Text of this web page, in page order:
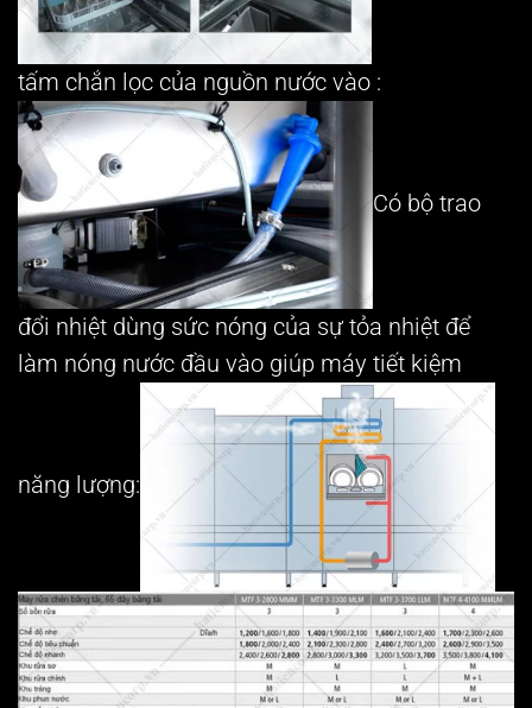
tấm chắn lọc của nguồn nước vào :
Có bộ trao
đổi nhiệt dùng sức nóng của sự tỏa nhiệt để
làm nóng nước đầu vào giúp máy tiết kiệm
năng lượng: